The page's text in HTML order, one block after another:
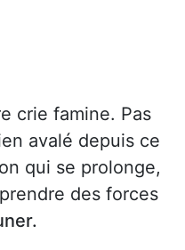
crie famine. Pas
avalé depuis ce
qui se prolonge,
des forces